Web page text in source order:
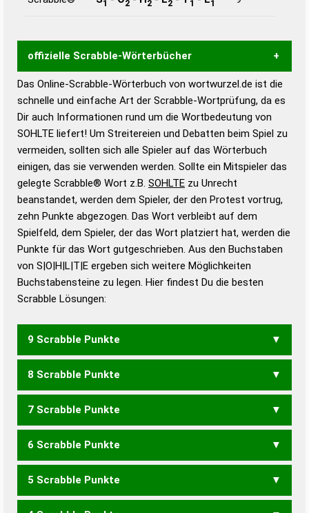
1 2 2 2 1 1
offizielle Scrabble-Wörterbücher
Wortwurzel liefert mit Hilfe eines semantischen
Wortanalyse-Algorithmus gute Anhaltspunkte zu
Wortbedeutung, Worttrennung und Wortform, um die
Gültigkeit eines Wortes für das Scrabble-Spiel zu
bestimmen!
zugelassene Turnier Scrabble-
Wörterbücher sind:
Duden – Standardwerk in 12 Bänden
Duden – Richtiges und gutes
Deutsch
Duden – Die deutsche Grammatik
Duden – Deutsches
Das Online-Scrabble-Wörterbuch von wortwurzel.de ist die
schnelle und einfache Art der Scrabble-Wortprüfung, da es
Dir auch Informationen rund um die Wortbedeutung von
SOHLTE liefert! Um Streitereien und Debatten beim Spiel zu
vermeiden, sollten sich alle Spieler auf das Wörterbuch
einigen, das sie verwenden werden. Sollte ein Mitspieler das
gelegte Scrabble® Wort z.B. SOHLTE zu Unrecht
beanstandet, werden dem Spieler, der den Protest vortrug,
zehn Punkte abgezogen. Das Wort verbleibt auf dem
Spielfeld, dem Spieler, der das Wort platziert hat, werden die
Punkte für das Wort gutgeschrieben. Aus den Buchstaben
von S|O|H|L|T|E ergeben sich weitere Möglichkeiten
Buchstabensteine zu legen. Hier findest Du die besten
Scrabble Lösungen:
9 Scrabble Punkte
HOLEST HOLSTE HOTELS
8 Scrabble Punkte
HELOT HOLET HOLST
LOHTE SOHLE
7 Scrabble Punkte
HOLE HOLT LOHE LOHT
LOTSE TELOS THEOS
6 Scrabble Punkte
HOL LOH HOSE HOST
LOTS SLOT SOLE THEO
5 Scrabble Punkte